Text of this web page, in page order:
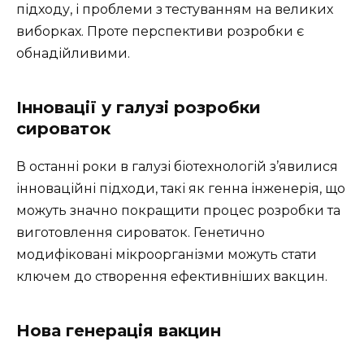
підходу, і проблеми з тестуванням на великих
виборках. Проте перспективи розробки є
обнадійливими.
Інновації у галузі розробки
сироваток
В останні роки в галузі біотехнологій з’явилися
інноваційні підходи, такі як генна інженерія, що
можуть значно покращити процес розробки та
виготовлення сироваток. Генетично
модифіковані мікроорганізми можуть стати
ключем до створення ефективніших вакцин.
Нова генерація вакцин